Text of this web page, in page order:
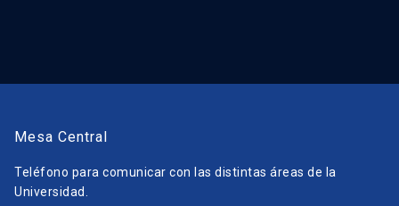
Mesa Central
Teléfono para comunicar con las distintas áreas de la
Universidad.